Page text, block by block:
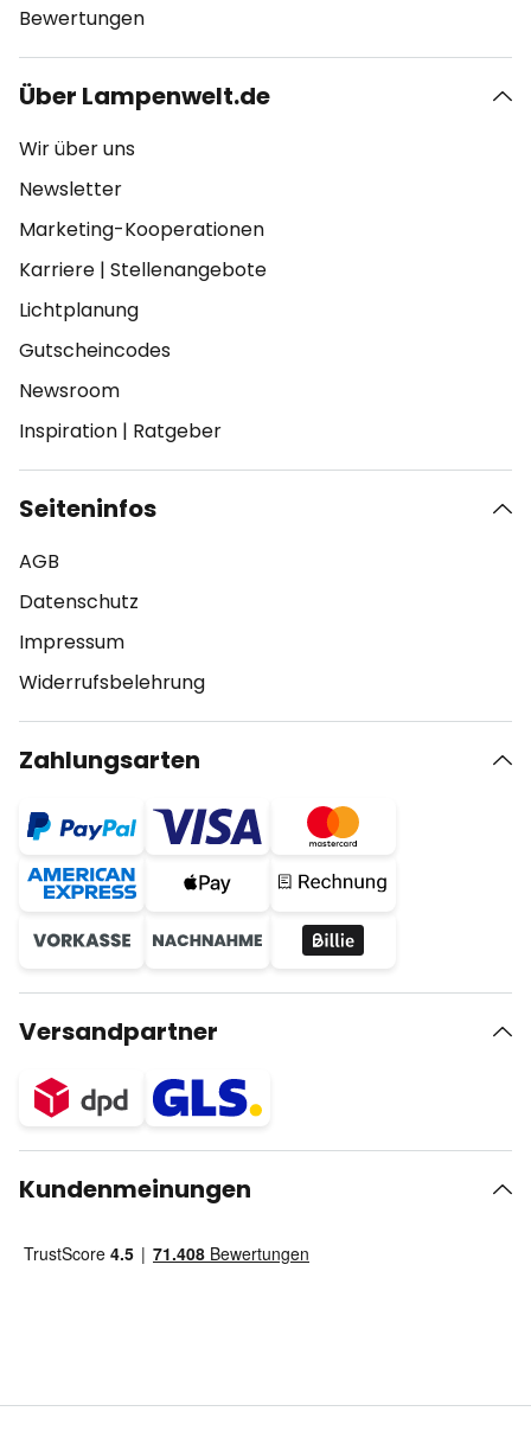
Bewertungen
Über Lampenwelt.de
Wir über uns
Newsletter
Marketing-Kooperationen
Karriere | Stellenangebote
Lichtplanung
Gutscheincodes
Newsroom
Inspiration | Ratgeber
Seiteninfos
AGB
Datenschutz
Impressum
Widerrufsbelehrung
Zahlungsarten
Versandpartner
Kundenmeinungen